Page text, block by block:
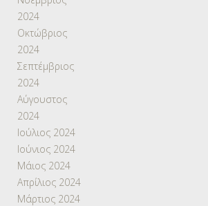
2024
Οκτώβριος
2024
Σεπτέμβριος
2024
Αύγουστος
2024
Ιούλιος 2024
Ιούνιος 2024
Μάιος 2024
Απρίλιος 2024
Μάρτιος 2024